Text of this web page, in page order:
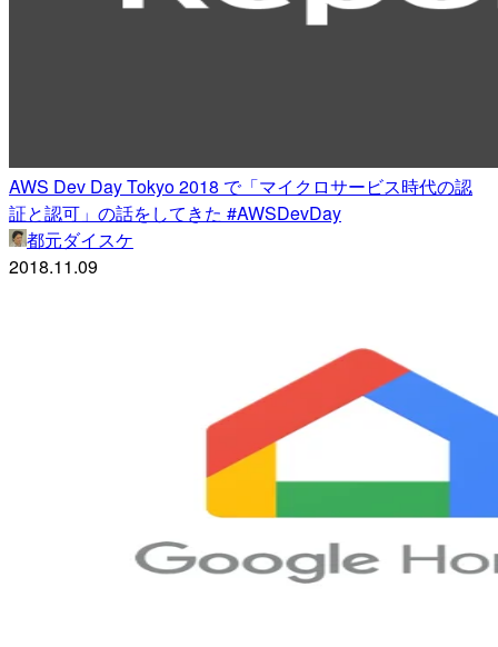
AWS Dev Day Tokyo 2018 で「マイクロサービス時代の認
証と認可」の話をしてきた #AWSDevDay
都元ダイスケ
2018.11.09